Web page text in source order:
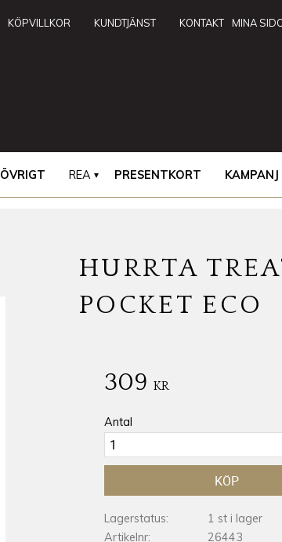
MINA
KONTAKT
KUNDTJÄNST
KÖPVILLKOR
ÖVRIGT REA PRESENTKORT KAMPANJ
HURRTA
POCKET ECO
309 KR
Antal
KÖP
Lagerstatus
1 st i lager
Artikelnr
26443